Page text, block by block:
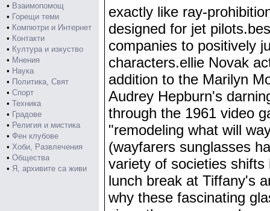
• Взаимопомощ
• Горещи теми
• Компютри и Интернет
• Контакти
• Култура и изкуство
• Мнения
• Наука
• Политика, Свят
• Спорт
• Техника
• Градове
• Религия и мистика
• Фен клубове
• Хоби, Развлечения
• Общества
• Я, архивите са живи
exactly like ray-
designed for jet
companies to positively
characters.ellie Novak
addition to the Marilyn
Audrey Hepburn's
through the 1961 video
"remodeling what will
(wayfarers sunglasses
variety of societies
lunch break at Tiffany's
why these fascinating